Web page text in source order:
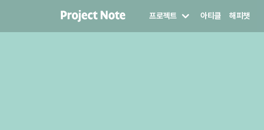
프로젝트 아티클 해피챗